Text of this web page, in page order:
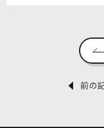
前の